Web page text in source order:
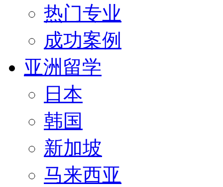
热门专业
成功案例
亚洲留学
日本
韩国
新加坡
马来西亚